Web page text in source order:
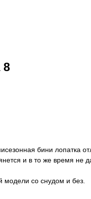
8
бини лопатка
и в то же время не
модели со снудом и без.